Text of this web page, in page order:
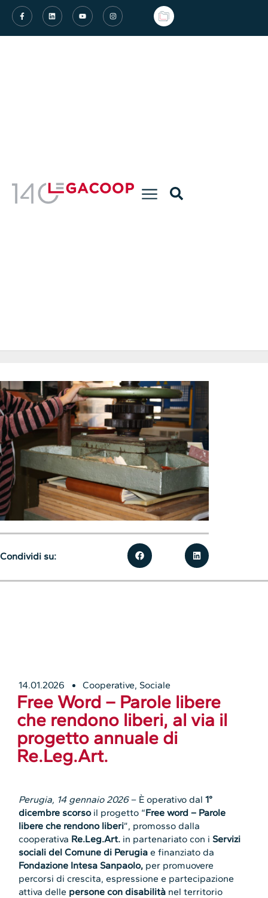
14.01.2026 Cooperative, Sociale
Free Word – Parole libere
che rendono liberi, al via il
progetto annuale di
Re.Leg.Art.
Perugia, 14 gennaio 2026– È operativo dal1°
dicembre scorsoil progetto “Free word – Parole
libere che rendono liberi”, promosso dalla
cooperativa Re.Leg.Art. in partenariato con i Servizi
sociali del Comune di Perugia e finanziato da
Fondazione Intesa Sanpaolo, per promuovere
percorsi di crescita, espressione e partecipazione
attiva delle persone con disabilità nel territorio
Condividi su: